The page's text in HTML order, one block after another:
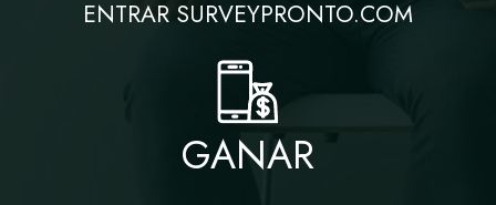
ENTRAR SURVEYPRONTO.COM
GANAR